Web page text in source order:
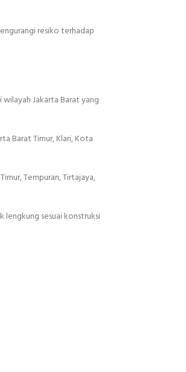
resiko terhadap
Jakarta Barat yang
Barat Timur, Klari, Kota
Tempuran, Tirtajaya,
lengkung sesuai konstruksi